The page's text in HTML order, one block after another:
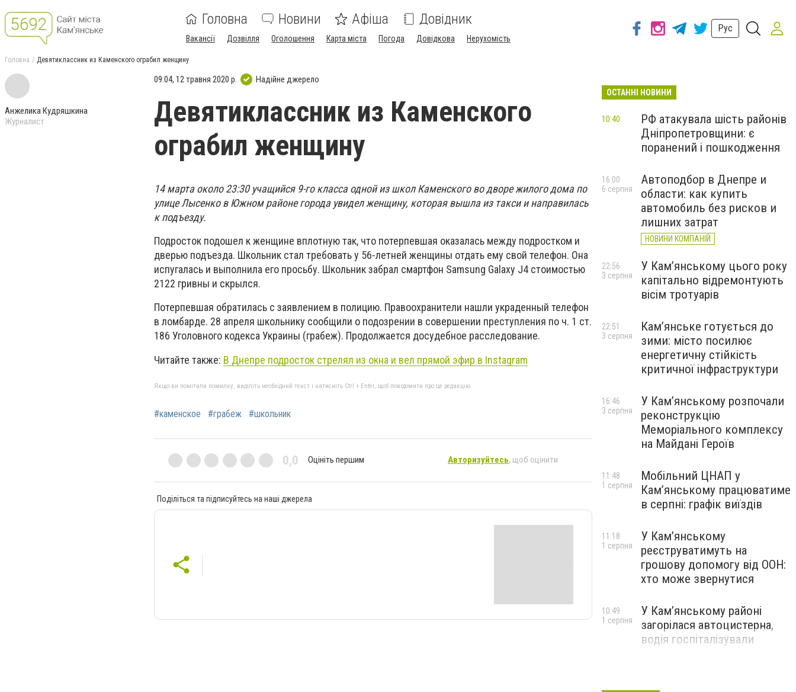
Головна Новини Афіша Довідник
Вакансії Дозвілля Оголошення Карта міста Погода Довідкова Нерухомість
Рус
Головна Девятиклассник из Каменского ограбил женщину
Анжелика Кудряшкина
Журналист
09:04, 12 травня 2020 р. Надійне джерело
Девятиклассник из Каменского
ограбил женщину
14 марта около 23:30 учащийся 9-го класса одной из школ Каменского во дворе жилого дома по
улице Лысенко в Южном районе города увидел женщину, которая вышла из такси и направилась
к подъезду.
Подросток подошел к женщине вплотную так, что потерпевшая оказалась между подростком и
дверью подъезда. Школьник стал требовать у 56-летней женщины отдать ему свой телефон. Она
испугалась и выполнила его просьбу. Школьник забрал смартфон Samsung Galaxy J4 стоимостью
2122 гривны и скрылся.
Потерпевшая обратилась с заявлением в полицию. Правоохранители нашли украденный телефон
в ломбарде. 28 апреля школьнику сообщили о подозрении в совершении преступления по ч. 1 ст.
186 Уголовного кодекса Украины (грабеж). Продолжается досудебное расследование.
Читайте также: В Днепре подросток стрелял из окна и вел прямой эфир в Instagram
Якщо ви помітили помилку, виділіть необхідний текст і натисніть Ctrl + Enter, щоб повідомити про це редакцію
#каменское #грабеж #школьник
0,0 Оцініть першим Авторизуйтесь, щоб оцінити
Поділіться та підписуйтесь на наші джерела
ОСТАННІ НОВИНИ
РФ атакувала шість районів
Дніпропетровщини: є
поранений і пошкодження
10:40
Автоподбор в Днепре и
области: как купить
автомобиль без рисков и
лишних затрат
НОВИНИ КОМПАНІЙ
16:00
6 серпня
У Кам’янському цього року
капітально відремонтують
вісім тротуарів
22:56
3 серпня
Кам’янське готується до
зими: місто посилює
енергетичну стійкість
критичної інфраструктури
22:51
3 серпня
У Кам’янському розпочали
реконструкцію
Меморіального комплексу
на Майдані Героїв
16:46
3 серпня
Мобільний ЦНАП у
Кам’янському працюватиме
в серпні: графік виїздів
11:48
1 серпня
У Кам’янському
реєструватимуть на
грошову допомогу від ООН:
хто може звернутися
11:18
1 серпня
У Кам’янському районі
загорілася автоцистерна,
водія госпіталізували
10:49
1 серпня